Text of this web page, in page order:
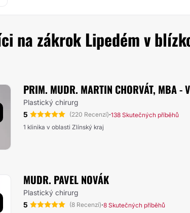
na zákrok Lipedém v
PRIM. MUDR. MARTIN CHORVÁT, MBA -
Plastický chirurg
5
(220 Recenzí)·138 Skutečných příběhů
1 klinika v oblasti Zlínský kraj
MUDR. PAVEL NOVÁK
Plastický chirurg
5
(8 Recenzí)·8 Skutečných příběhů